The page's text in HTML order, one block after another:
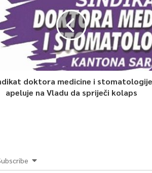
doktora medicine i stomatologije
apeluje na Vladu da spriječi kolaps